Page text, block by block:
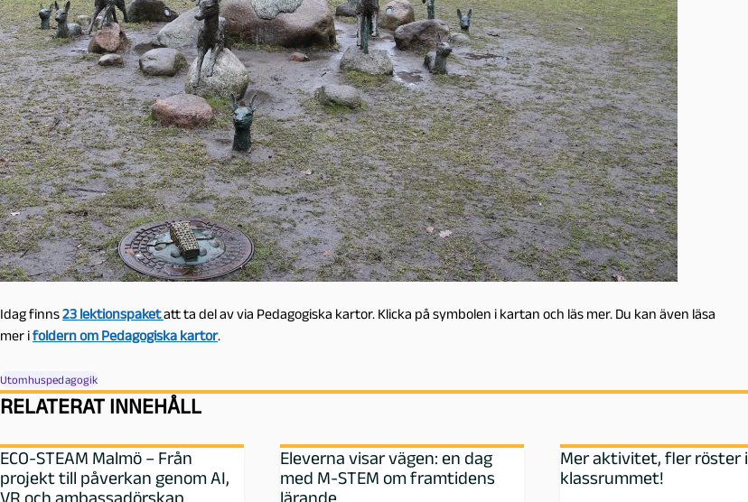
Idag finns23 lektionspaketatt ta del av via Pedagogiska kartor. Klicka på symbolen i kartan och läs mer. Du kan även läsa
mer ifoldern om Pedagogiska kartor.
Utomhuspedagogik
RELATERAT INNEHÅLL
ECO-STEAM Malmö – Från
projekt till påverkan genom AI,
VR och ambassadörskap
Eleverna visar vägen: en dag
med M‑STEM om framtidens
lärande
Mer aktivitet, fler röster i
klassrummet!